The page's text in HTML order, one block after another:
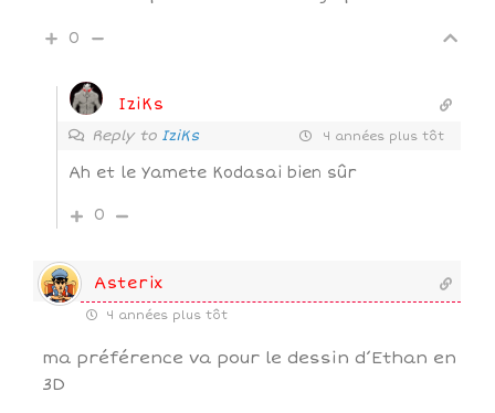
0
IziKs
Reply to IziKs 4 années plus tôt
Ah et le Yamete Kodasai bien sûr
0
Asterix
4 années plus tôt
ma préférence va pour le dessin d’Ethan en
3D